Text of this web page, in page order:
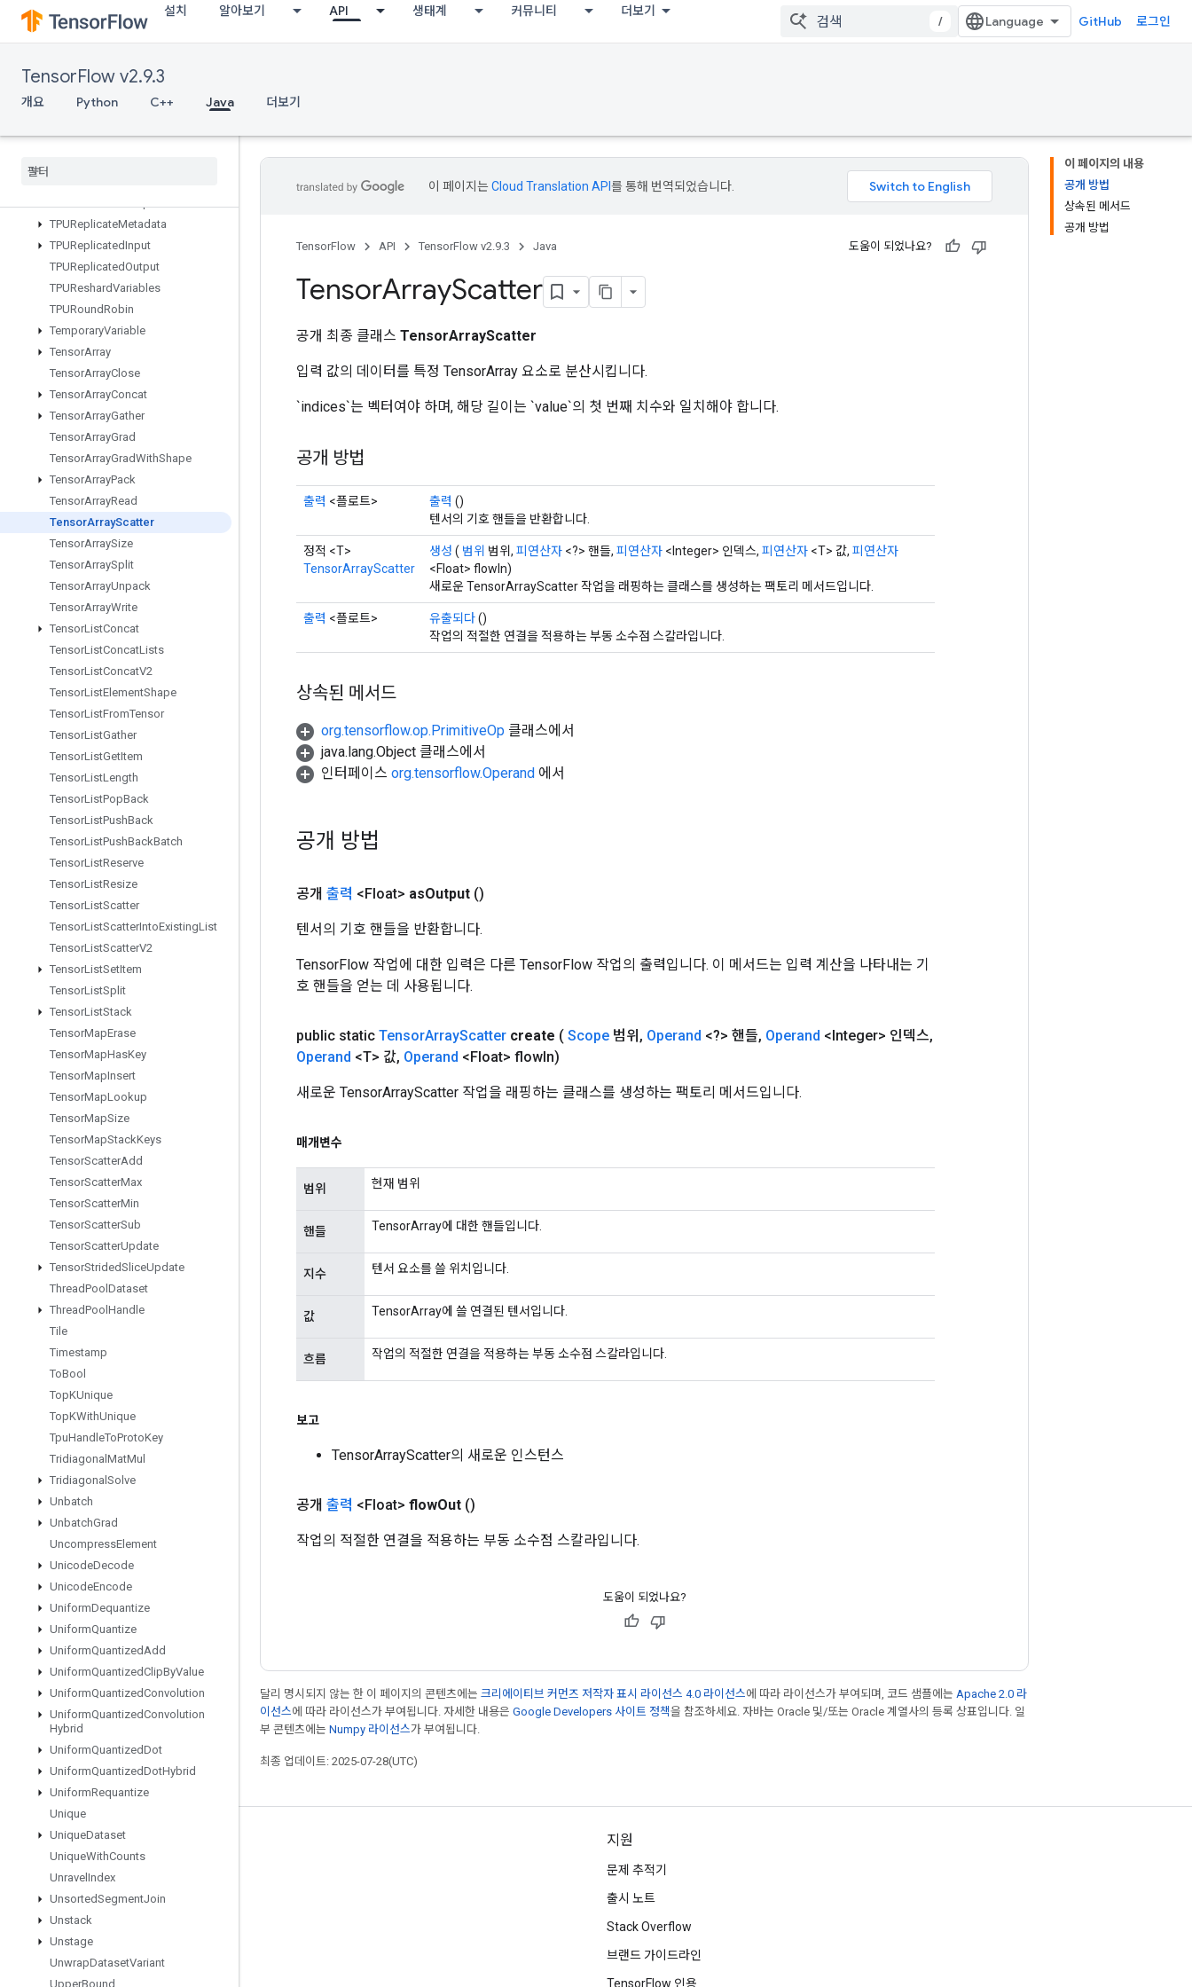
설치 알아보기 API 생태계 커뮤니티 더보기
/ GitHub 로그인
TensorFlow v2.9.3
개요 Python C++ Java 더보기
TPUCompilationResult
TPUCompileSucceededAssert
TPUExecute
TPUExecuteAndUpdateVariables
TPUPartitionedInput
TPUReplicateMetadata
TPUReplicatedInput
TPUReplicatedOutput
TPUReshardVariables
TPURoundRobin
TemporaryVariable
TensorArray
TensorArrayClose
TensorArrayConcat
TensorArrayGather
TensorArrayGrad
TensorArrayGradWithShape
TensorArrayPack
TensorArrayRead
TensorArrayScatter
TensorArraySize
TensorArraySplit
TensorArrayUnpack
TensorArrayWrite
TensorListConcat
TensorListConcatLists
TensorListConcatV2
TensorListElementShape
TensorListFromTensor
TensorListGather
TensorListGetItem
TensorListLength
TensorListPopBack
TensorListPushBack
TensorListPushBackBatch
TensorListReserve
TensorListResize
TensorListScatter
TensorListScatterIntoExistingList
TensorListScatterV2
TensorListSetItem
TensorListSplit
TensorListStack
TensorMapErase
TensorMapHasKey
TensorMapInsert
TensorMapLookup
TensorMapSize
TensorMapStackKeys
TensorScatterAdd
TensorScatterMax
TensorScatterMin
TensorScatterSub
TensorScatterUpdate
TensorStridedSliceUpdate
ThreadPool Dataset
ThreadPool Handle
Tile
Timestamp
ToBool
TopKUnique
TopKWithUnique
TpuHandleToProtoKey
Tridiagonal MatMul
Tridiagonal Solve
Unbatch
UnbatchGrad
UncompressElement
UnicodeDecode
UnicodeEncode
UniformDequantize
UniformQuantize
UniformQuantizedAdd
UniformQuantizedClipByValue
UniformQuantizedConvolution
UniformQuantizedConvolution
Hybrid
UniformQuantizedDot
UniformQuantizedDotHybrid
UniformRequantize
Unique
UniqueDataset
UniqueWithCounts
Unravel Index
UnsortedSegmentJoin
Unstack
Unstage
UnwrapDatasetVariant
UpperBound
이 페이지의 내용
공개 방법
상속된 메서드
공개 방법
이 페이지는Cloud Translation API 를 통해 번역되었습니다.
TensorFlow API TensorFlow v2.9.3 Java 도움이 되었나요?
TensorArrayScatter
공개 최종 클래스 TensorArrayScatter
입력 값의 데이터를 특정 TensorArray 요소로 분산시킵니다.
`indices`는 벡터여야 하며, 해당 길이는 `value`의 첫 번째 치수와 일치해야 합니다.
공개 방법
출력 <플로트> 출력 ()
텐서의 기호 핸들을 반환합니다.
정적 <T>
TensorArrayScatter
생성 ( 범위 범위, 피연산자 <?> 핸들, 피연산자 <Integer> 인덱스, 피연산자 <T> 값, 피연산자
<Float> flowIn)
새로운 TensorArrayScatter 작업을 래핑하는 클래스를 생성하는 팩토리 메서드입니다.
출력 <플로트> 유출되다()
작업의 적절한 연결을 적용하는 부동 소수점 스칼라입니다.
상속된 메서드
org.tensorflow.op.PrimitiveOp 클래스에서
java.lang.Object 클래스에서
인터페이스 org.tensorflow.Operand 에서
공개 방법
공개 출력 <Float> asOutput ()
텐서의 기호 핸들을 반환합니다.
TensorFlow 작업에 대한 입력은 다른 TensorFlow 작업의 출력입니다. 이 메서드는 입력 계산을 나타내는 기
호 핸들을 얻는 데 사용됩니다.
public static TensorArrayScatter create ( Scope 범위 , Operand <?> 핸들, Operand <Integer> 인덱스,
Operand <T> 값, Operand <Float> flowIn)
새로운 TensorArrayScatter 작업을 래핑하는 클래스를 생성하는 팩토리 메서드입니다.
매개변수
범위 현재 범위
핸들 TensorArray에 대한 핸들입니다.
지수 텐서 요소를 쓸 위치입니다.
값 TensorArray에 쓸 연결된 텐서입니다.
흐름 작업의 적절한 연결을 적용하는 부동 소수점 스칼라입니다.
보고
TensorArrayScatter의 새로운 인스턴스
공개 출력 <Float> flowOut ()
작업의 적절한 연결을 적용하는 부동 소수점 스칼라입니다.
도움이 되었나요?
달리 명시되지 않는 한 이 페이지의 콘텐츠에는 크리에이티브 커먼즈 저작자 표시 라이선스 4.0 라이선스에 따라 라이선스가 부여되며, 코드 샘플에는 Apache 2.0 라
이선스에 따라 라이선스가 부여됩니다. 자세한 내용은 Google Developers 사이트 정책을 참조하세요. 자바는 Oracle 및/또는 Oracle 계열사의 등록 상표입니다. 일
부 콘텐츠에는 Numpy 라이선스가 부여됩니다.
최종 업데이트: 2025-07-28(UTC)
최신 소식 확인하기
포럼
GitHub
YouTube
지원
문제 추적기
출시 노트
Stack Overflow
브랜드 가이드라인
TensorFlow 인용